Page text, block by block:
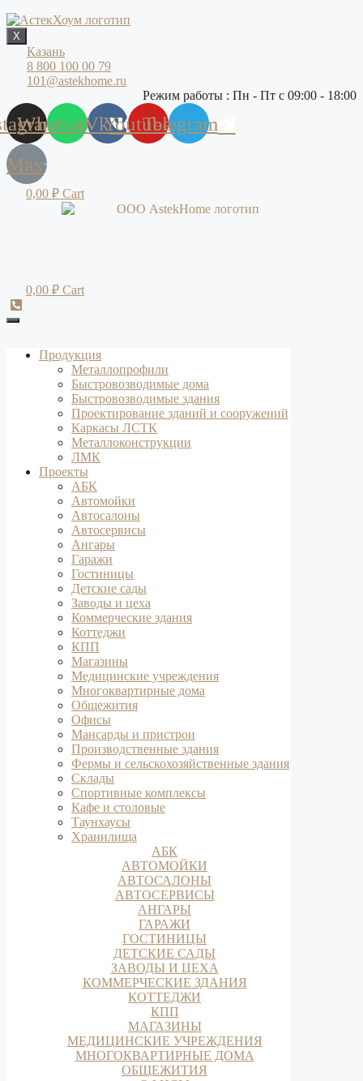
X
Казань
8 800 100 00 79
101@astekhome.ru
Режим работы : Пн - Пт с 09:00 - 18:00
Whatsapp
VkYoutubeTelegram
Max
0,00 ₽ Cart
0,00 ₽ Cart
Продукция
Металлопрофили
Быстровозводимые дома
Быстровозводимые здания
Проектирование зданий и сооружений
Каркасы ЛСТК
Металлоконструкции
ЛМК
Проекты
АБК
Автомойки
Автосалоны
Автосервисы
Ангары
Гаражи
Гостиницы
Детские сады
Заводы и цеха
Коммерческие здания
Коттеджи
КПП
Магазины
Медицинские учреждения
Многоквартирные дома
Общежития
Офисы
Мансарды и пристрои
Производственные здания
Фермы и сельскохозяйственные здания
Склады
Спортивные комплексы
Кафе и столовые
Таунхаусы
Хранилища
АБК
АВТОМОЙКИ
АВТОСАЛОНЫ
АВТОСЕРВИСЫ
АНГАРЫ
ГАРАЖИ
ГОСТИНИЦЫ
ДЕТСКИЕ САДЫ
ЗАВОДЫ И ЦЕХА
КОММЕРЧЕСКИЕ ЗДАНИЯ
КОТТЕДЖИ
КПП
МАГАЗИНЫ
МЕДИЦИНСКИЕ УЧРЕЖДЕНИЯ
МНОГОКВАРТИРНЫЕ ДОМА
ОБЩЕЖИТИЯ